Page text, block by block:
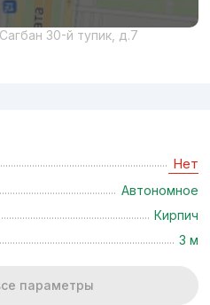
30-й тупик, д.7
Нет
Автономное
Кирпич
3 м
параметры